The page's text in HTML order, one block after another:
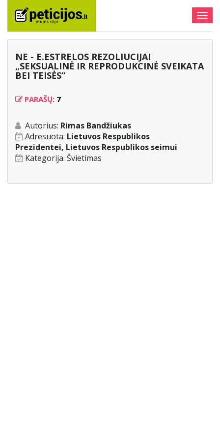
NE - E.ESTRELOS REZOLIUCIJAI
„SEKSUALINĖ IR REPRODUKCINĖ SVEIKATA
BEI TEISĖS“
PARAŠŲ: 7
Autorius: Rimas Bandžiukas
Adresuota: Lietuvos Respublikos
Prezidentei, Lietuvos Respublikos seimui
Kategorija: Švietimas